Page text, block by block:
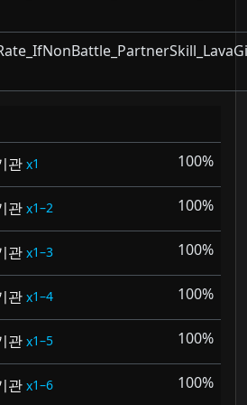
관 1 100%
관 1–2 100%
관 1–3 100%
관 1–4 100%
관 1–5 100%
관 1–6 100%